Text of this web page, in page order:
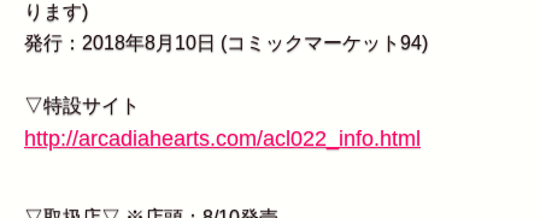
ります)
発行：2018年8月10日 (コミックマーケット94)
▽特設サイト
http://arcadiahearts.com/acl022_info.html